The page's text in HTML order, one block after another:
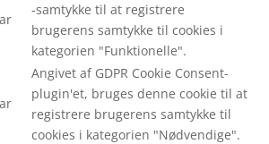
-samtykke til at registrere
brugerens samtykke til cookies i
kategorien "Funktionelle".
Angivet af GDPR Cookie Consent-
plugin'et, bruges denne cookie til at
registrere brugerens samtykke til
cookies i kategorien "Nødvendige".